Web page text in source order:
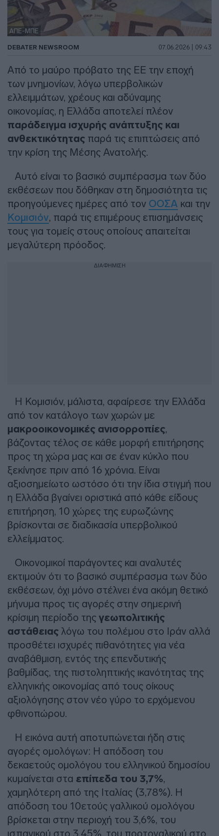
ΑΠΕ-ΜΠΕ
DEBATER NEWSROOM 07.06.2026 | 09:43
Από το μαύρο πρόβατο της ΕΕ την εποχή
των μνημονίων, λόγω υπερβολικών
ελλειμμάτων, χρέους και αδύναμης
οικονομίας, η Ελλάδα αποτελεί πλέον
παράδειγμα ισχυρής ανάπτυξης και
ανθεκτικότητας παρά τις επιπτώσεις από
την κρίση της Μέσης Ανατολής.
Αυτό είναι το βασικό συμπέρασμα των δύο
εκθέσεων που δόθηκαν στη δημοσιότητα τις
προηγούμενες ημέρες από τον ΟΟΣΑ και την
Κομισιόν, παρά τις επιμέρους επισημάνσεις
τους για τομείς στους οποίους απαιτείται
μεγαλύτερη πρόοδος.
ΔΙΑΦΗΜΙΣΗ
Η Κομισιόν, μάλιστα, αφαίρεσε την Ελλάδα
από τον κατάλογο των χωρών με
μακροοικονομικές ανισορροπίες,
βάζοντας τέλος σε κάθε μορφή επιτήρησης
προς τη χώρα μας και σε έναν κύκλο που
ξεκίνησε πριν από 16 χρόνια. Είναι
αξιοσημείωτο ωστόσο ότι την ίδια στιγμή που
η Ελλάδα βγαίνει οριστικά από κάθε είδους
επιτήρηση, 10 χώρες της ευρωζώνης
βρίσκονται σε διαδικασία υπερβολικού
ελλείμματος.
Οικονομικοί παράγοντες και αναλυτές
εκτιμούν ότι το βασικό συμπέρασμα των δύο
εκθέσεων, όχι μόνο στέλνει ένα ακόμη θετικό
μήνυμα προς τις αγορές στην σημερινή
κρίσιμη περίοδο της γεωπολιτικής
αστάθειας λόγω του πολέμου στο Ιράν αλλά
προσθέτει ισχυρές πιθανότητες για νέα
αναβάθμιση, εντός της επενδυτικής
βαθμίδας, της πιστοληπτικής ικανότητας της
ελληνικής οικονομίας από τους οίκους
αξιολόγησης στον νέο γύρο το ερχόμενου
φθινοπώρου.
Η εικόνα αυτή αποτυπώνεται ήδη στις
αγορές ομολόγων: Η απόδοση του
δεκαετούς ομολόγου του ελληνικού δημοσίου
κυμαίνεται στα επίπεδα του 3,7%,
χαμηλότερη από της Ιταλίας (3,78%). Η
απόδοση του 10ετούς γαλλικού ομολόγου
βρίσκεται στην περιοχή του 3,6%, του
ισπανικού στο 3,45%, του πορτογαλικού στο